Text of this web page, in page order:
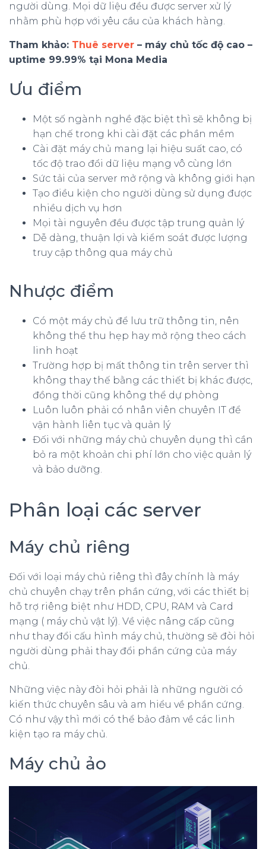
người dùng. Mọi dữ liệu đều được server xử lý
nhằm phù hợp với yêu cầu của khách hàng.
Tham khảo: Thuê server – máy chủ tốc độ cao –
uptime 99.99% tại Mona Media
Ưu điểm
Một số ngành nghề đặc biệt thì sẽ không bị
hạn chế trong khi cài đặt các phần mềm
Cài đặt máy chủ mang lại hiệu suất cao, có
tốc độ trao đổi dữ liệu mạng vô cùng lớn
Sức tải của server mở rộng và không giới hạn
Tạo điều kiện cho người dùng sử dụng được
nhiều dịch vụ hơn
Mọi tài nguyên đều được tập trung quản lý
Dễ dàng, thuận lợi và kiểm soát được lượng
truy cập thông qua máy chủ
Nhược điểm
Có một máy chủ để lưu trữ thông tin, nên
không thể thu hẹp hay mở rộng theo cách
linh hoạt
Trường hợp bị mất thông tin trên server thì
không thay thế bằng các thiết bị khác được,
đồng thời cũng không thể dự phòng
Luôn luôn phải có nhân viên chuyên IT để
vận hành liên tục và quản lý
Đối với những máy chủ chuyên dụng thì cần
bỏ ra một khoản chi phí lớn cho việc quản lý
và bảo dưỡng.
Phân loại các server
Máy chủ riêng
Đối với loại máy chủ riêng thì đây chính là máy
chủ chuyên chạy trên phần cứng, với các thiết bị
hỗ trợ riêng biệt như HDD, CPU, RAM và Card
mạng ( máy chủ vật lý). Về việc nâng cấp cũng
như thay đổi cấu hình máy chủ, thường sẽ đòi hỏi
người dùng phải thay đổi phần cứng của máy
chủ.
Những việc này đòi hỏi phải là những người có
kiến thức chuyên sâu và am hiểu về phần cứng.
Có như vậy thì mới có thể bảo đảm về các linh
kiện tạo ra máy chủ.
Máy chủ ảo